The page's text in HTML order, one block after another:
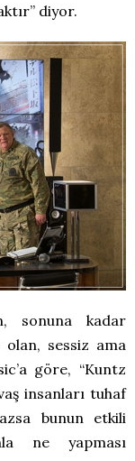
diyor.
sonuna kadar
sessiz ama
göre, “Kuntz
insanları tuhaf
bunun etkili
ne yapması